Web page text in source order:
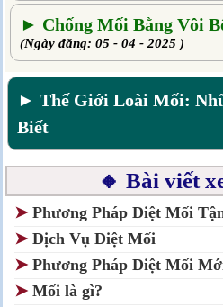
► Chống Mối Bằng Vôi
(Ngày đăng: 05 - 04 - 2025 )
► Thế Giới Loài Mối:
Biết
🔸 Bài viết
➤ Phương Pháp Diệt Mối
➤ Dịch Vụ Diệt Mối
➤ Phương Pháp Diệt Mối
➤ Mối là gì?